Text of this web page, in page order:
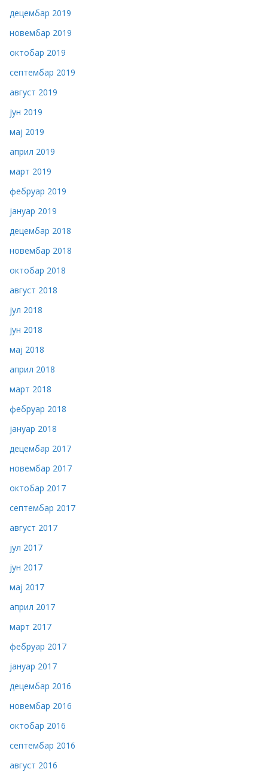
децембар 2019
новембар 2019
октобар 2019
септембар 2019
август 2019
јун 2019
мај 2019
април 2019
март 2019
фебруар 2019
јануар 2019
децембар 2018
новембар 2018
октобар 2018
август 2018
јул 2018
јун 2018
мај 2018
април 2018
март 2018
фебруар 2018
јануар 2018
децембар 2017
новембар 2017
октобар 2017
септембар 2017
август 2017
јул 2017
јун 2017
мај 2017
април 2017
март 2017
фебруар 2017
јануар 2017
децембар 2016
новембар 2016
октобар 2016
септембар 2016
август 2016